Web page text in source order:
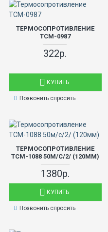
ТЕРМОСОПРОТИВЛЕНИЕ
ТСМ-0987
322р.
КУПИТЬ
Позвонить спросить
ТЕРМОСОПРОТИВЛЕНИЕ
ТСМ-1088 50М/С/2/ (120ММ)
1380р.
КУПИТЬ
Позвонить спросить